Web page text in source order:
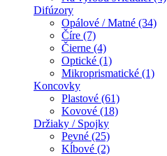
Difúzory
Opálové / Matné (34)
Číre (7)
Čierne (4)
Optické (1)
Mikroprismatické (1)
Koncovky
Plastové (61)
Kovové (18)
Držiaky / Spojky
Pevné (25)
Kĺbové (2)